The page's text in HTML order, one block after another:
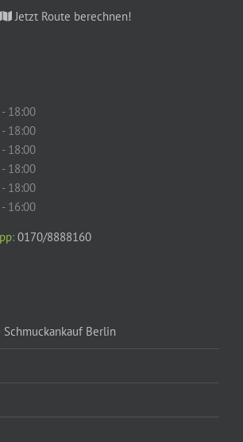
Jetzt Route berechnen!
18:00
18:00
18:00
18:00
18:00
16:00
: 0170/8888160
Berlin